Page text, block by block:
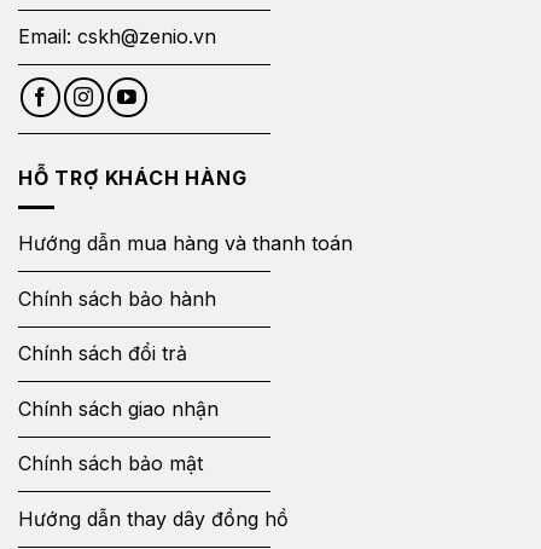
Email: cskh@zenio.vn
HỖ TRỢ KHÁCH HÀNG
Hướng dẫn mua hàng và thanh toán
Chính sách bảo hành
Chính sách đổi trả
Chính sách giao nhận
Chính sách bảo mật
Hướng dẫn thay dây đồng hồ